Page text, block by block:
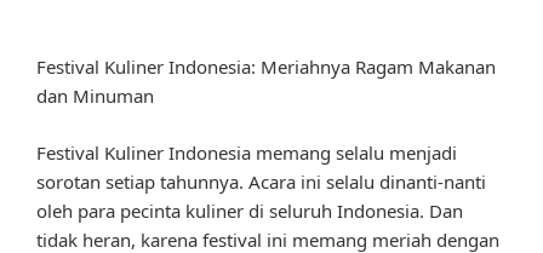
Festival Kuliner Indonesia: Meriahnya Ragam Makanan
dan Minuman
Festival Kuliner Indonesia memang selalu menjadi
sorotan setiap tahunnya. Acara ini selalu dinanti-nanti
oleh para pecinta kuliner di seluruh Indonesia. Dan
tidak heran, karena festival ini memang meriah dengan